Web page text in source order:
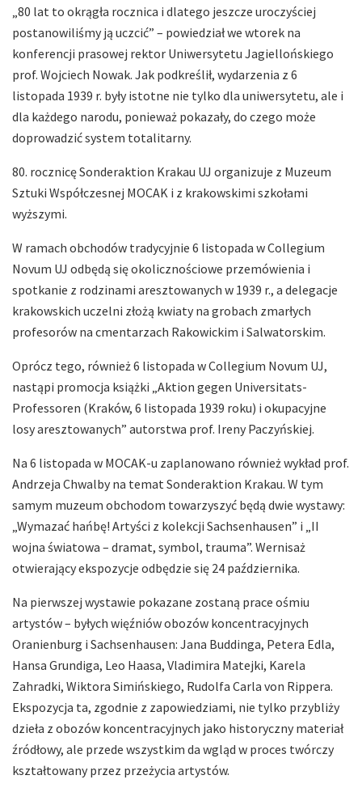
„80 lat to okrągła rocznica i dlatego jeszcze uroczyściej
postanowiliśmy ją uczcić” – powiedział we wtorek na
konferencji prasowej rektor Uniwersytetu Jagiellońskiego
prof. Wojciech Nowak. Jak podkreślił, wydarzenia z 6
listopada 1939 r. były istotne nie tylko dla uniwersytetu, ale i
dla każdego narodu, ponieważ pokazały, do czego może
doprowadzić system totalitarny.
80. rocznicę Sonderaktion Krakau UJ organizuje z Muzeum
Sztuki Współczesnej MOCAK i z krakowskimi szkołami
wyższymi.
W ramach obchodów tradycyjnie 6 listopada w Collegium
Novum UJ odbędą się okolicznościowe przemówienia i
spotkanie z rodzinami aresztowanych w 1939 r., a delegacje
krakowskich uczelni złożą kwiaty na grobach zmarłych
profesorów na cmentarzach Rakowickim i Salwatorskim.
Oprócz tego, również 6 listopada w Collegium Novum UJ,
nastąpi promocja książki „Aktion gegen Universitats-
Professoren (Kraków, 6 listopada 1939 roku) i okupacyjne
losy aresztowanych” autorstwa prof. Ireny Paczyńskiej.
Na 6 listopada w MOCAK-u zaplanowano również wykład prof.
Andrzeja Chwalby na temat Sonderaktion Krakau. W tym
samym muzeum obchodom towarzyszyć będą dwie wystawy:
„Wymazać hańbę! Artyści z kolekcji Sachsenhausen” i „II
wojna światowa – dramat, symbol, trauma”. Wernisaż
otwierający ekspozycje odbędzie się 24 października.
Na pierwszej wystawie pokazane zostaną prace ośmiu
artystów – byłych więźniów obozów koncentracyjnych
Oranienburg i Sachsenhausen: Jana Buddinga, Petera Edla,
Hansa Grundiga, Leo Haasa, Vladimira Matejki, Karela
Zahradki, Wiktora Simińskiego, Rudolfa Carla von Rippera.
Ekspozycja ta, zgodnie z zapowiedziami, nie tylko przybliży
dzieła z obozów koncentracyjnych jako historyczny materiał
źródłowy, ale przede wszystkim da wgląd w proces twórczy
kształtowany przez przeżycia artystów.